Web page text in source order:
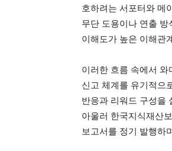
호하려는 서포터와 메
무단 도용이나 연출
이해도가 높은 이해관
이러한 흐름 속에서 와
신고 체계를 유기적으
반응과 리워드 구성을
아울러 한국지식재산
보고서를 정기 발행하